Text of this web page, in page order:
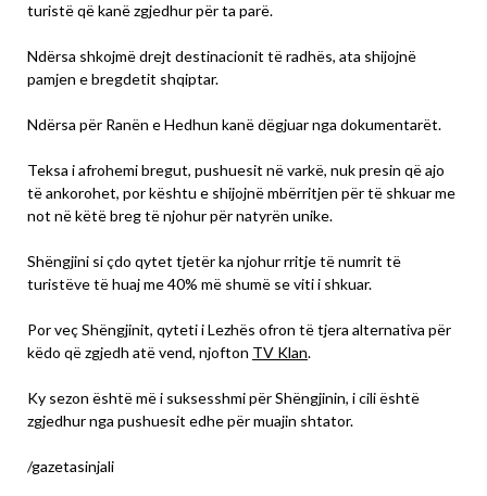
turistë që kanë zgjedhur për ta parë.
Ndërsa shkojmë drejt destinacionit të radhës, ata shijojnë
pamjen e bregdetit shqiptar.
Ndërsa për Ranën e Hedhun kanë dëgjuar nga dokumentarët.
Teksa i afrohemi bregut, pushuesit në varkë, nuk presin që ajo
të ankorohet, por kështu e shijojnë mbërritjen për të shkuar me
not në këtë breg të njohur për natyrën unike.
Shëngjini si çdo qytet tjetër ka njohur rritje të numrit të
turistëve të huaj me 40% më shumë se viti i shkuar.
Por veç Shëngjinit, qyteti i Lezhës ofron të tjera alternativa për
këdo që zgjedh atë vend, njofton TV Klan.
Ky sezon është më i suksesshmi për Shëngjinin, i cili është
zgjedhur nga pushuesit edhe për muajin shtator.
/gazetasinjali